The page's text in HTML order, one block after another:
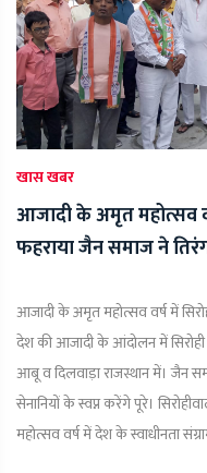
खास खबर
आजादी के अमृत महोत्सव
फहराया जैन समाज ने
आजादी के अमृत महोत्सव वर्ष में
देश की आजादी के आंदोलन में
आबू व दिलवाड़ा राजस्थान में। जैन
सेनानियों के स्वप्न करेंगे पूरे।
महोत्सव वर्ष में देश के स्वाधीनता